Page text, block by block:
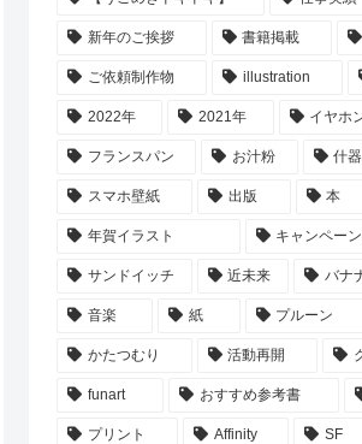
新年のご挨拶 書籍掲載
ご依頼制作物 illustration
2022年 2021年 イヤホ
フランスパン お汁粉 什器
スマホ壁紙 出版 本
年賀イラスト キャンペー
サンドイッチ 近未来 バナ
音楽 紙 プルーン
かたつむり 活動再開
funart おすすめ参考書
プリント Affinity SF